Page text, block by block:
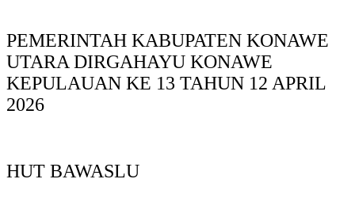
PEMERINTAH KABUPATEN KONAWE
UTARA DIRGAHAYU KONAWE
KEPULAUAN KE 13 TAHUN 12 APRIL
2026
HUT BAWASLU